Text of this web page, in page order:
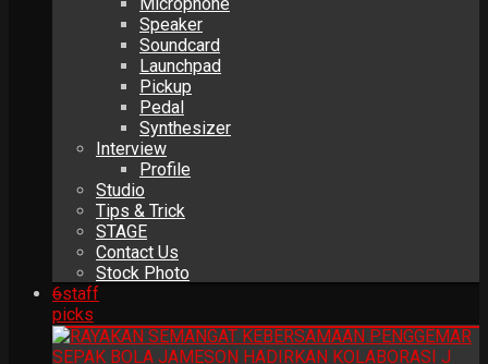
Speaker
Soundcard
Launchpad
Pickup
Pedal
Synthesizer
Interview
Profile
Studio
Tips & Trick
STAGE
Contact Us
Stock Photo
6staff
picks